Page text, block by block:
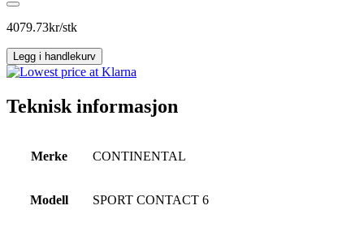
CONTACT
6
4079.73kr/stk
Legg i handlekurv
Teknisk informasjon
Merke CONTINENTAL
Modell SPORT CONTACT 6